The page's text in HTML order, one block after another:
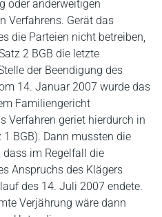
oder anderweitigen
Verfahrens. Gerät das
die Parteien nicht betreiben,
2 BGB die letzte
der Beendigung des
14. Januar 2007 wurde das
Familiengericht
Verfahren geriet hierdurch in
BGB). Dann mussten die
dass im Regelfall die
Anspruchs des Klägers
des 14. Juli 2007 endete.
Verjährung wäre dann